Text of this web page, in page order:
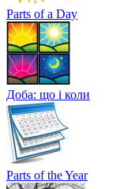
Parts of a Day
Доба: що і коли
Parts of the Year